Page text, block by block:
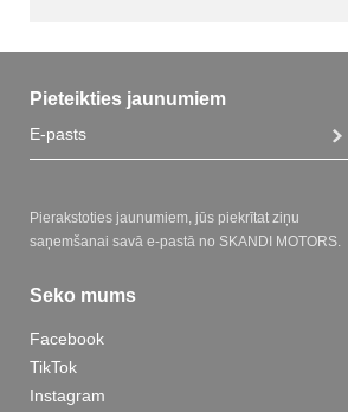
Pieteikties jaunumiem
Pierakstoties jaunumiem, jūs piekrītat ziņu
saņemšanai savā e-pastā no SKANDI MOTORS.
Seko mums
Facebook
TikTok
Instagram